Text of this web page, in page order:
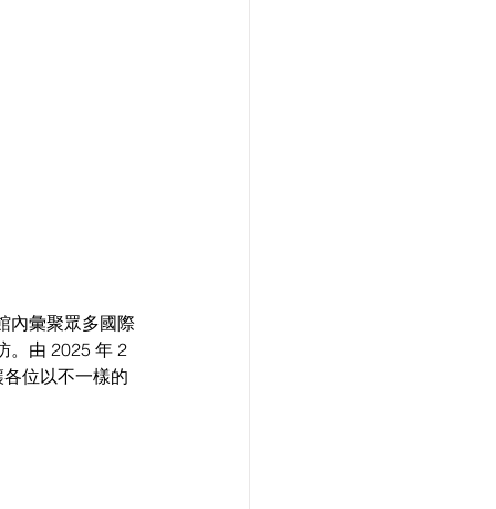
內彙聚眾多國際
。由 2025 年 2
位以不一樣的